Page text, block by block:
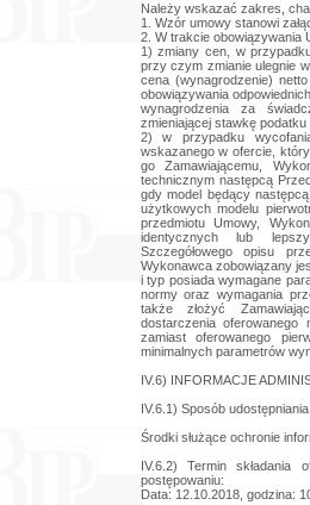
Należy wskazać zakres,
1. Wzór umowy stanowi
2. W trakcie obowiązywania
1) zmiany cen, w
przy czym zmianie ulegnie
cena (wynagrodzenie)
obowiązywania
wynagrodzenia za
zmieniającej stawkę podatku
2) w przypadku
wskazanego w ofercie,
go Zamawiającemu,
technicznym następcą
gdy model będący
użytkowych modelu
przedmiotu Umowy,
identycznych lub
Szczegółowego opisu
Wykonawca zobowiązany
i typ posiada wymagane
normy oraz wymagania
także złożyć
dostarczenia
zamiast oferowanego
minimalnych parametrów
IV.6) INFORMACJE
IV.6.1) Sposób
Środki służące ochronie
IV.6.2) Termin
postępowaniu:
Data: 12.10.2018, godzina: